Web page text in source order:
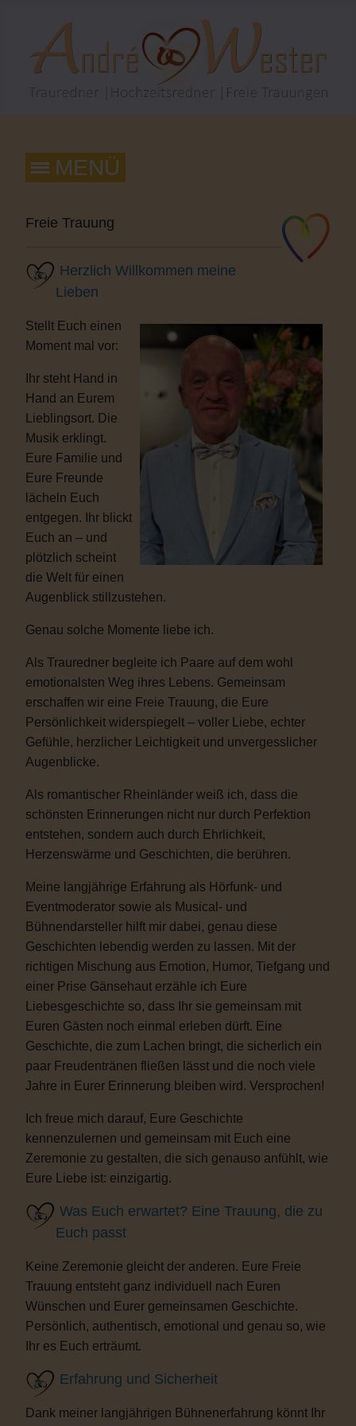
Freie Trauung
Herzlich Willkommen meine
Lieben
Stellt Euch einen
Moment mal vor:
Ihr steht Hand in
Hand an Eurem
Lieblingsort. Die
Musik erklingt.
Eure Familie und
Eure Freunde
lächeln Euch
entgegen. Ihr blickt
Euch an – und
plötzlich scheint
die Welt für einen
Augenblick stillzustehen.
Genau solche Momente liebe ich.
Als Trauredner begleite ich Paare auf dem wohl
emotionalsten Weg ihres Lebens. Gemeinsam
erschaffen wir eine Freie Trauung, die Eure
Persönlichkeit widerspiegelt – voller Liebe, echter
Gefühle, herzlicher Leichtigkeit und unvergesslicher
Augenblicke.
Als romantischer Rheinländer weiß ich, dass die
schönsten Erinnerungen nicht nur durch Perfektion
entstehen, sondern auch durch Ehrlichkeit,
Herzenswärme und Geschichten, die berühren.
Meine langjährige Erfahrung als Hörfunk- und
Eventmoderator sowie als Musical- und
Bühnendarsteller hilft mir dabei, genau diese
Geschichten lebendig werden zu lassen. Mit der
richtigen Mischung aus Emotion, Humor, Tiefgang und
einer Prise Gänsehaut erzähle ich Eure
Liebesgeschichte so, dass Ihr sie gemeinsam mit
Euren Gästen noch einmal erleben dürft. Eine
Geschichte, die zum Lachen bringt, die sicherlich ein
paar Freudentränen fließen lässt und die noch viele
Jahre in Eurer Erinnerung bleiben wird. Versprochen!
Ich freue mich darauf, Eure Geschichte
kennenzulernen und gemeinsam mit Euch eine
Zeremonie zu gestalten, die sich genauso anfühlt, wie
Eure Liebe ist: einzigartig.
Was Euch erwartet? Eine Trauung, die zu
Euch passt
Keine Zeremonie gleicht der anderen. Eure Freie
Trauung entsteht ganz individuell nach Euren
Wünschen und Eurer gemeinsamen Geschichte.
Persönlich, authentisch, emotional und genau so, wie
Ihr es Euch erträumt.
Erfahrung und Sicherheit
Dank meiner langjährigen Bühnenerfahrung könnt Ihr